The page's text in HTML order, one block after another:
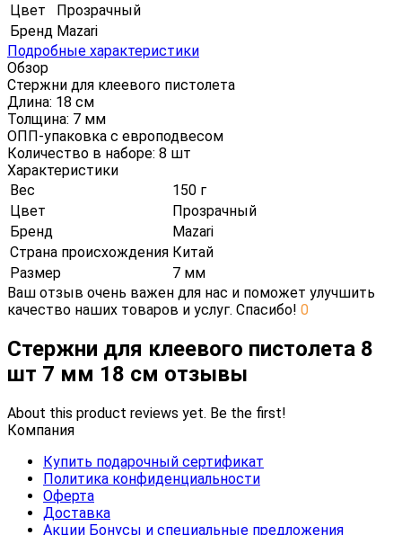
Цвет
Прозрачный
Бренд Mazari
Подробные характеристики
Обзор
Стержни для клеевого пистолета
Длина: 18 см
Толщина: 7 мм
ОПП-упаковка с европодвесом
Количество в наборе: 8 шт
Характеристики
Вес
150 г
Цвет
Прозрачный
Бренд
Mazari
Страна происхождения Китай
Размер
7 мм
Ваш отзыв очень важен для нас и поможет улучшить
качество наших товаров и услуг. Спасибо! 0
Стержни для клеевого пистолета 8
шт 7 мм 18 см отзывы
About this product reviews yet. Be the first!
Компания
Купить подарочный сертификат
Политика конфиденциальности
Оферта
Доставка
Акции Бонусы и специальные предложения